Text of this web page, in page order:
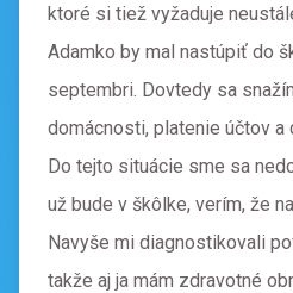
ktoré si tiež vyžaduje
Adamko by mal nastúpiť do
septembri. Dovtedy sa
domácnosti, platenie účtov a
Do tejto situácie sme sa
už bude v škôlke, verím, že
Navyše mi diagnostikovali
takže aj ja mám zdravotné